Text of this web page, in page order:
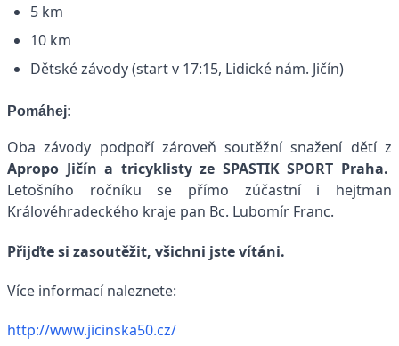
5 km
10 km
Dětské závody (start v 17:15, Lidické nám. Jičín)
Pomáhej:
Oba závody podpoří zároveň soutěžní snažení dětí z
Apropo Jičín a tricyklisty ze SPASTIK SPORT Praha.
Letošního ročníku se přímo zúčastní i hejtman
Královéhradeckého kraje pan Bc. Lubomír Franc.
Přijďte si zasoutěžit, všichni jste vítáni.
Více informací naleznete:
http://www.jicinska50.cz/